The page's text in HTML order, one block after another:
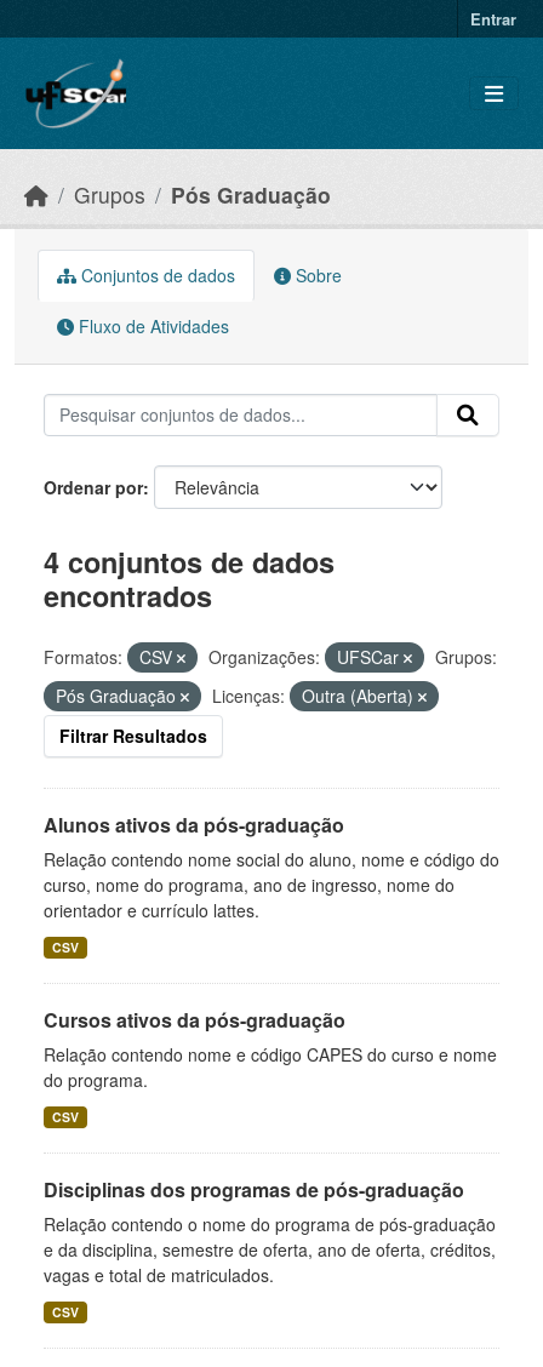
Entrar
Grupos Pós Graduação
Conjuntos de dados Sobre
Fluxo de Atividades
Ordenar por
4 conjuntos de dados
encontrados
Formatos: CSV Organizações: UFSCar
Grupos:
Pós Graduação
Licenças:
Outra (Aberta)
Filtrar Resultados
Alunos ativos da pós-graduação
Relação contendo nome social do aluno, nome e código do
curso, nome do programa, ano de ingresso, nome do
orientador e currículo lattes.
CSV
Cursos ativos da pós-graduação
Relação contendo nome e código CAPES do curso e nome
do programa.
CSV
Disciplinas dos programas de pós-graduação
Relação contendo o nome do programa de pós-graduação
e da disciplina, semestre de oferta, ano de oferta, créditos,
vagas e total de matriculados.
CSV